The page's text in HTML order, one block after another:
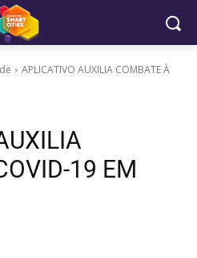
APLICATIVO AUXILIA COMBATE À
19 EM